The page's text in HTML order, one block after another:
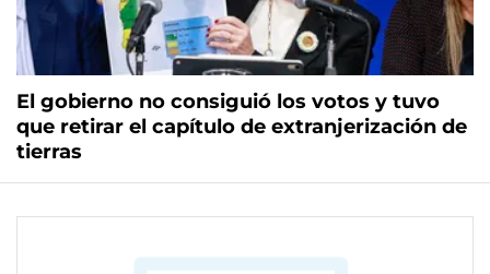
El gobierno no consiguió los votos y tuvo
que retirar el capítulo de extranjerización de
tierras